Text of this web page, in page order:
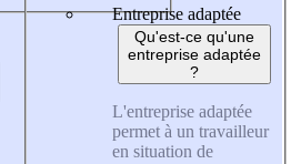
Entreprise adaptée
Qu'est-ce qu'une
entreprise adaptée
?
L'entreprise adaptée
permet à un travailleur
en situation de